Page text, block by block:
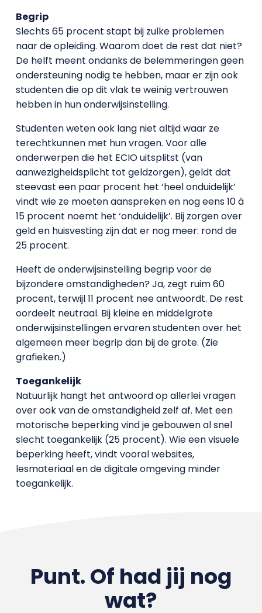
Begrip
Slechts 65 procent stapt bij zulke problemen
naar de opleiding. Waarom doet de rest dat niet?
De helft meent ondanks de belemmeringen geen
ondersteuning nodig te hebben, maar er zijn ook
studenten die op dit vlak te weinig vertrouwen
hebben in hun onderwijsinstelling.
Studenten weten ook lang niet altijd waar ze
terechtkunnen met hun vragen. Voor alle
onderwerpen die het ECIO uitsplitst (van
aanwezigheidsplicht tot geldzorgen), geldt dat
steevast een paar procent het ‘heel onduidelijk’
vindt wie ze moeten aanspreken en nog eens 10 à
15 procent noemt het ‘onduidelijk’. Bij zorgen over
geld en huisvesting zijn dat er nog meer: rond de
25 procent.
Heeft de onderwijsinstelling begrip voor de
bijzondere omstandigheden? Ja, zegt ruim 60
procent, terwijl 11 procent nee antwoordt. De rest
oordeelt neutraal. Bij kleine en middelgrote
onderwijsinstellingen ervaren studenten over het
algemeen meer begrip dan bij de grote. (Zie
grafieken.)
Toegankelijk
Natuurlijk hangt het antwoord op allerlei vragen
over ook van de omstandigheid zelf af. Met een
motorische beperking vind je gebouwen al snel
slecht toegankelijk (25 procent). Wie een visuele
beperking heeft, vindt vooral websites,
lesmateriaal en de digitale omgeving minder
toegankelijk.
Punt. Of had jij nog
wat?